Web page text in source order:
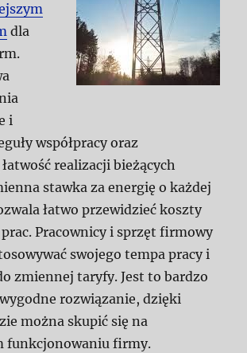
dla
i
współpracy oraz
realizacji bieżących
stawka za energię o każdej
łatwo przewidzieć koszty
Pracownicy i sprzęt firmowy
swojego tempa pracy i
zmiennej taryfy. Jest to bardzo
rozwiązanie, dzięki
można skupić się na
funkcjonowaniu firmy.